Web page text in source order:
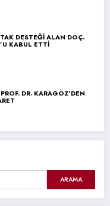
DESTEĞİ ALAN DOÇ.
KABUL ETTİ
DR. KARAGÖZ’DEN
ARAMA